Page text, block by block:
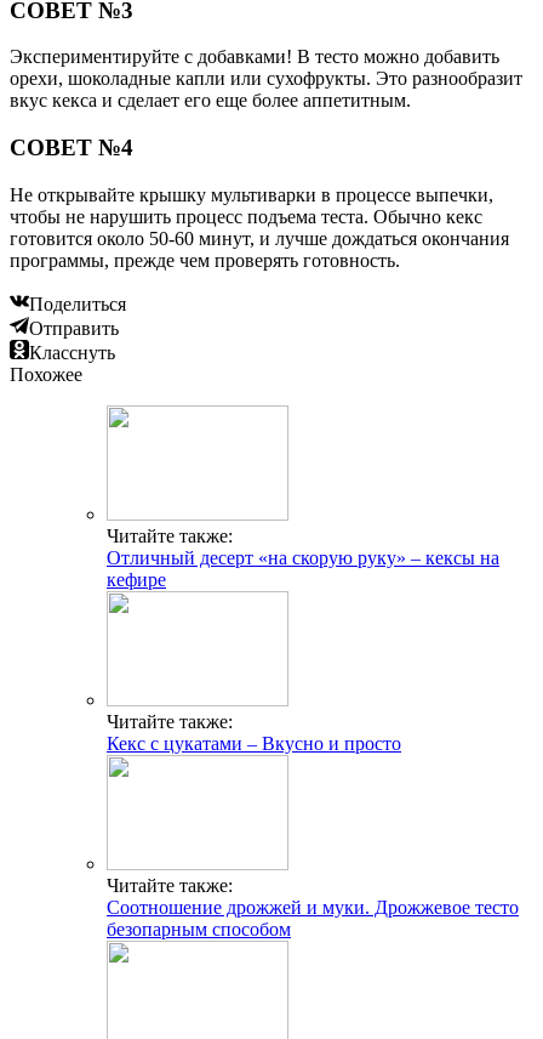
СОВЕТ №3
Экспериментируйте с добавками! В тесто можно добавить
орехи, шоколадные капли или сухофрукты. Это разнообразит
вкус кекса и сделает его еще более аппетитным.
СОВЕТ №4
Не открывайте крышку мультиварки в процессе выпечки,
чтобы не нарушить процесс подъема теста. Обычно кекс
готовится около 50-60 минут, и лучше дождаться окончания
программы, прежде чем проверять готовность.
Поделиться
Отправить
Класснуть
Похожее
Читайте также:
Отличный десерт «на скорую руку» – кексы на
кефире
Читайте также:
Кекс с цукатами – Вкусно и просто
Читайте также:
Соотношение дрожжей и муки. Дрожжевое тесто
безопарным способом